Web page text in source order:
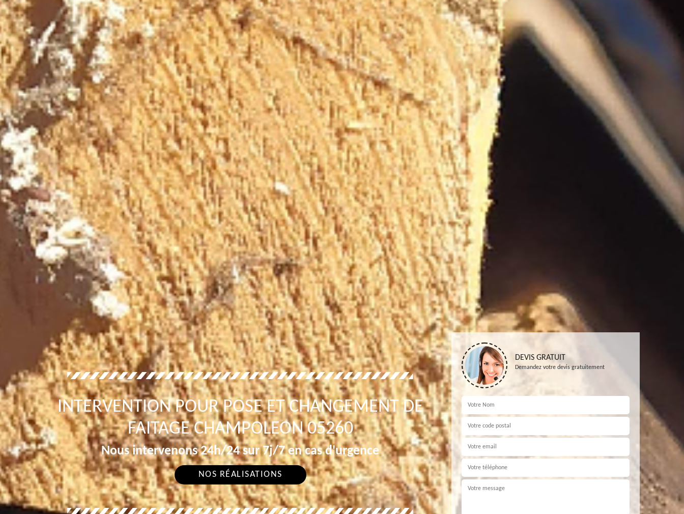
INTERVENTION POUR POSE ET CHANGEMENT DE
FAITAGE CHAMPOLEON 05260
Nous intervenons 24h/24 sur 7j/7 en cas d'urgence
NOS RÉALISATIONS
DEVIS GRATUIT
Demandez votre devis gratuitement